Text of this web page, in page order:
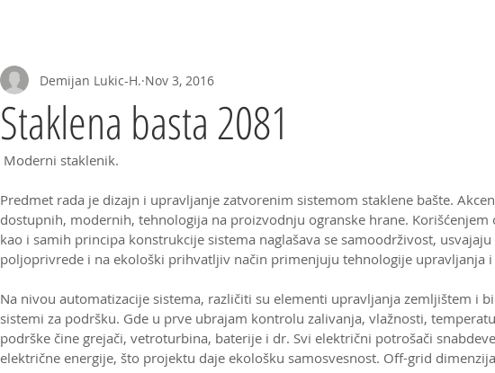
Staklena basta 2081
Demijan Lukic-H. Nov 3, 2016
Moderni staklenik.
Predmet rada je dizajn i upravljanje zatvorenim sistemom staklene bašte.
dostupnih, modernih, tehnologija na proizvodnju ogranske hrane.
kao i samih principa konstrukcije sistema naglašava se samoodrživost, usvajaju
poljoprivrede i na ekološki prihvatljiv način primenjuju tehnologije upravljanja i
Na nivou automatizacije sistema, različiti su elementi upravljanja zemljištem i
sistemi za podršku. Gde u prve ubrajam kontrolu zalivanja, vlažnosti,
podrške čine grejači, vetroturbina, baterije i dr. Svi električni potrošači
električne energije, što projektu daje ekološku samosvesnost. Off-grid